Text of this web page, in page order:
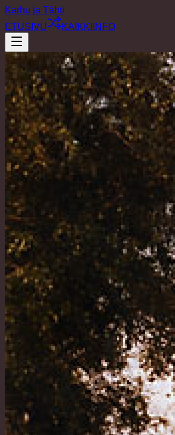
Karhu ja Tähti
ETUSIVU
KAIKKI INFO